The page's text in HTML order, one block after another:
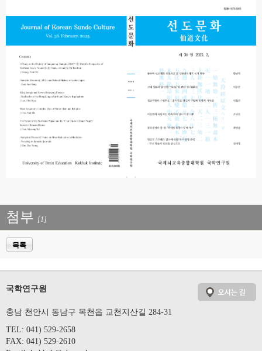
첨부 [1]
목록
국학연구원
충남 천안시 동남구 목천읍 교천지산길 284-31
TEL: 041) 529-2658
FAX: 041) 529-2610